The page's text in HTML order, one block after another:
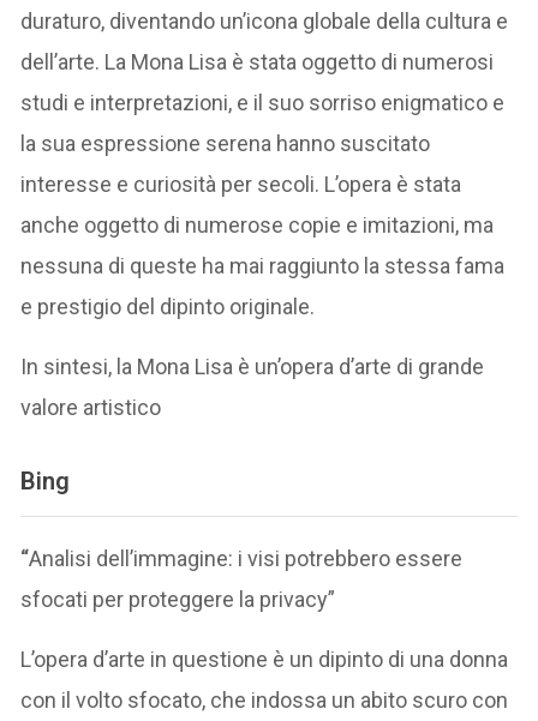
duraturo, diventando un’icona globale della cultura e
dell’arte. La Mona Lisa è stata oggetto di numerosi
studi e interpretazioni, e il suo sorriso enigmatico e
la sua espressione serena hanno suscitato
interesse e curiosità per secoli. L’opera è stata
anche oggetto di numerose copie e imitazioni, ma
nessuna di queste ha mai raggiunto la stessa fama
e prestigio del dipinto originale.
In sintesi, la Mona Lisa è un’opera d’arte di grande
valore artistico
Bing
“Analisi dell’immagine: i visi potrebbero essere
sfocati per proteggere la privacy”
L’opera d’arte in questione è un dipinto di una donna
con il volto sfocato, che indossa un abito scuro con